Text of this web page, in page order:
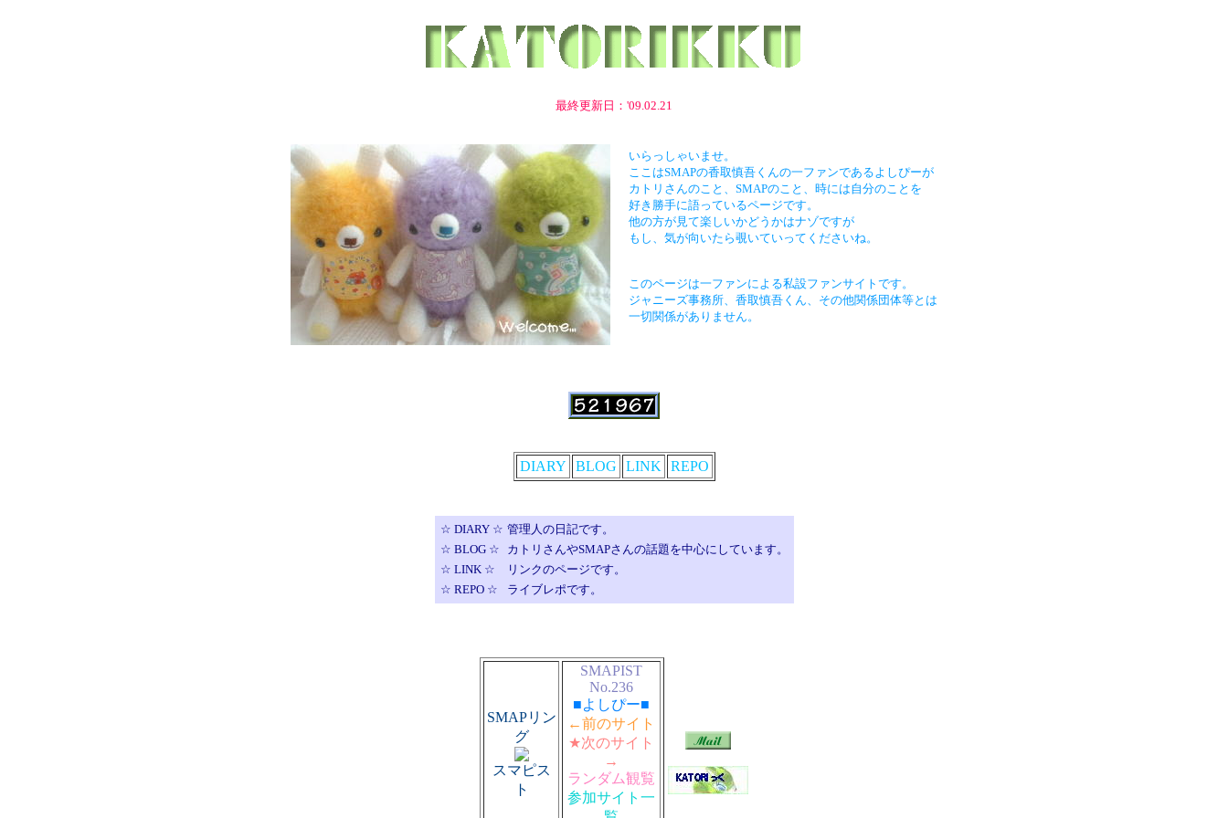
最終更新日：'09.02.21
いらっしゃいませ。
ここはSMAPの香取慎吾くんの一ファンであるよしぴーが
カトリさんのこと、SMAPのこと、時には自分のことを
好き勝手に語っているページです。
他の方が見て楽しいかどうかはナゾですが
もし、気が向いたら覗いていってくださいね。
このページは一ファンによる私設ファンサイトです。
ジャニーズ事務所、香取慎吾くん、その他関係団体等とは
一切関係がありません。
DIARY BLOG LINK REPO
☆ DIARY ☆ 管理人の日記です。
☆ BLOG ☆
カトリさんやSMAPさんの話題を中心にしています。
☆ LINK ☆
リンクのページです。
☆ REPO ☆
ライブレポです。
SMAPリン
グ
スマピス
ト
SMAPIST
No.236
■よしぴー■
←前のサイト
★次のサイト
→
ランダム観覧
参加サイト一